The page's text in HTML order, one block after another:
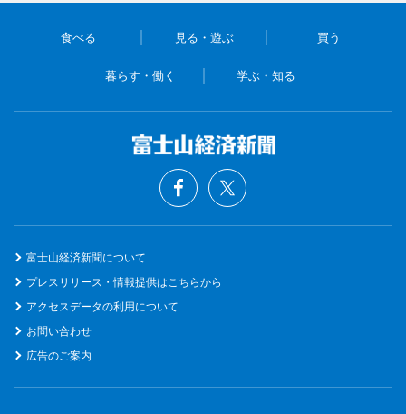
食べる 見る・遊ぶ 買う
暮らす・働く 学ぶ・知る
富士山経済新聞について
プレスリリース・情報提供はこちらから
アクセスデータの利用について
お問い合わせ
広告のご案内